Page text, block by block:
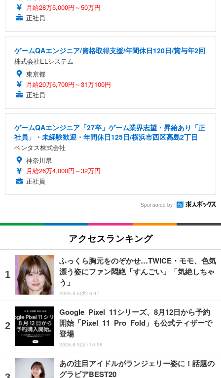
月給28万5,000円～50万円
正社員
ゲームQAエンジニア/資格取得支援/年間休日120日/賞与年2回
株式会社ELシステム
東京都
月給20万6,700円～31万100円
正社員
ゲームQAエンジニア「27卒」ゲーム業界志望・昇給あり「正
社員」・未経験歓迎・年間休日125日/横浜市西区高島2丁目
ベンタス株式会社
神奈川県
月給26万4,000円～32万円
正社員
Sponsored by
アクセスランキング
ふっくら胸元をのぞかせ…TWICE・モモ、色気
漂う姿にファン悶絶「すんごい」「気絶しちゃ
う」
2026.8.6(木) 6:47
Google Pixel 11シリーズ、8月12日から予約
開始「Pixel 11 Pro Fold」も公式ティザーで
登場
2026.8.5(水) 15:58
あの注目アイドルがランジェリー姿に！話題の
グラビアBEST20